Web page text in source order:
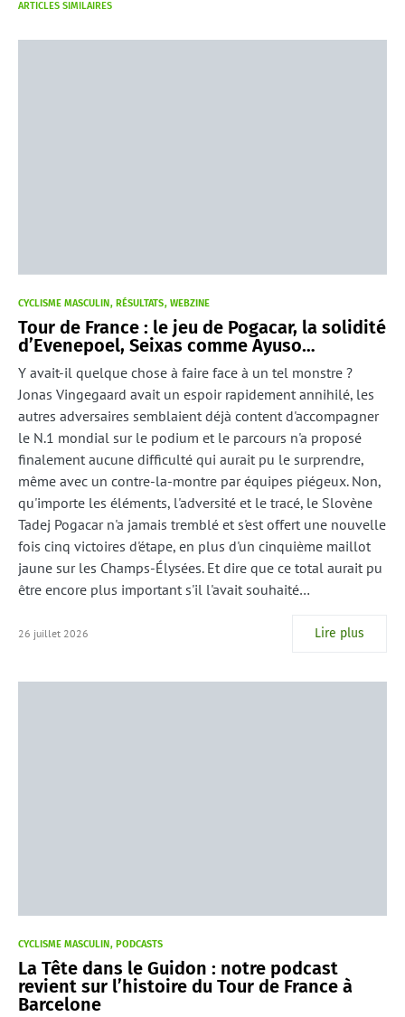
ARTICLES SIMILAIRES
CYCLISME MASCULIN RÉSULTATS WEBZINE
Tour de France : le jeu de Pogacar, la solidité
d’Evenepoel, Seixas comme Ayuso…
Y avait-il quelque chose à faire face à un tel monstre ?
Jonas Vingegaard avait un espoir rapidement annihilé, les
autres adversaires semblaient déjà content d'accompagner
le N.1 mondial sur le podium et le parcours n'a proposé
finalement aucune difficulté qui aurait pu le surprendre,
même avec un contre-la-montre par équipes piégeux. Non,
qu'importe les éléments, l'adversité et le tracé, le Slovène
Tadej Pogacar n'a jamais tremblé et s'est offert une nouvelle
fois cinq victoires d'étape, en plus d'un cinquième maillot
jaune sur les Champs-Élysées. Et dire que ce total aurait pu
être encore plus important s'il l'avait souhaité…
26 juillet 2026 Lire plus
CYCLISME MASCULIN PODCASTS
La Tête dans le Guidon : notre podcast
revient sur l’histoire du Tour de France à
Barcelone